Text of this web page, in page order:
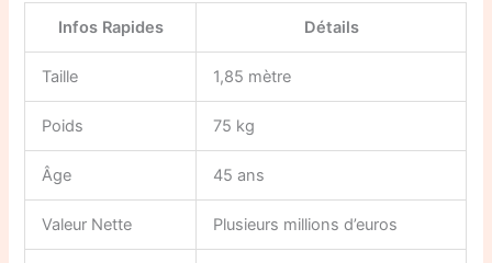
Infos Rapides Détails
Taille 1,85 mètre
Poids 75 kg
Âge 45 ans
Valeur Nette Plusieurs millions d’euros